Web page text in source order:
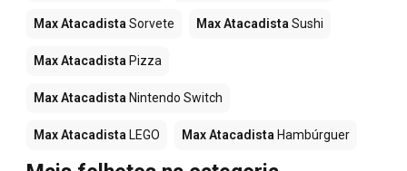
Max Atacadista Sorvete Max Atacadista Sushi
Max Atacadista Pizza
Max Atacadista Nintendo Switch
Max Atacadista LEGO Max Atacadista Hambúrguer